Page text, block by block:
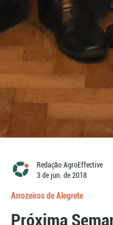
Redação AgroEffective